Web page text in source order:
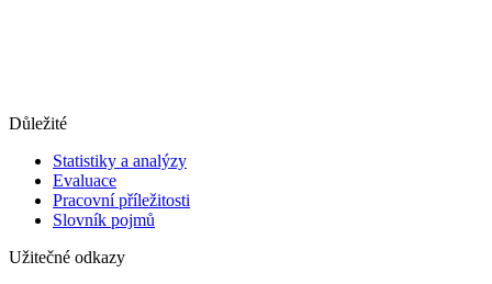
Důležité
Statistiky a analýzy
Evaluace
Pracovní příležitosti
Slovník pojmů
Užitečné odkazy